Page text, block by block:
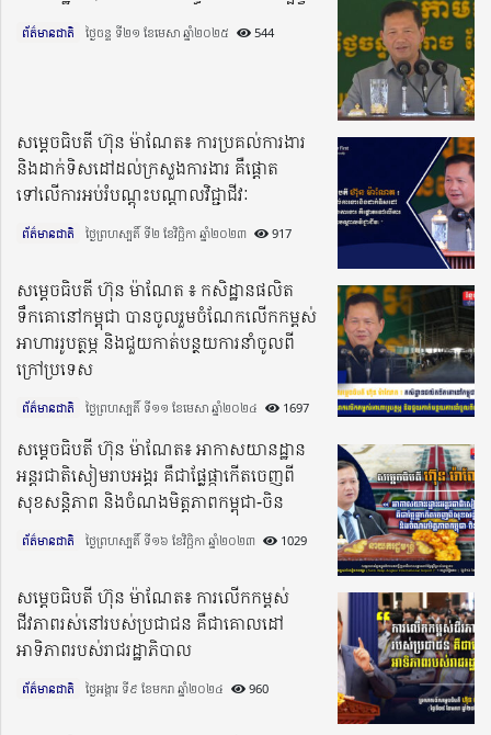
ព័ត៌មានជាតិ ថ្ងៃចន្ទ ទី២១ ខែមេសា ឆ្នាំ២០២៥​ 544
សម្តេចធិបតី ហ៊ុន ម៉ាណែត៖ ការប្រគល់ការងារ
និងដាក់ទិសដៅដល់ក្រសួងការងារ គឺផ្តោត
ទៅលើការអប់រំបណ្ដុះបណ្ដាលវិជ្ជាជីវៈ
ព័ត៌មានជាតិ ថ្ងៃព្រហស្បតិ៍ ទី២ ខែវិច្ឆិកា ឆ្នាំ២០២៣​ 917
សម្តេចធិបតី ហ៊ុន ម៉ាណែត ៖ កសិដ្ឋានផលិត
ទឹកគោនៅកម្ពុជា បានចូលរួមចំណែកលើកកម្ពស់
អាហាររូបត្ថម្ភ និងជួយកាត់បន្ថយការនាំចូលពី
ក្រៅប្រទេស
ព័ត៌មានជាតិ ថ្ងៃព្រហស្បតិ៍ ទី១១ ខែមេសា ឆ្នាំ២០២៤​ 1697
សម្តេចធិបតី ហ៊ុន ម៉ាណែត៖ អាកាសយានដ្ឋាន
អន្តរជាតិសៀមរាបអង្គរ គឺជាផ្លែផ្កាកើតចេញពី
សុខសន្តិភាព និងចំណងមិត្តភាពកម្ពុជា-ចិន
ព័ត៌មានជាតិ ថ្ងៃព្រហស្បតិ៍ ទី១៦ ខែវិច្ឆិកា ឆ្នាំ២០២៣​ 1029
សម្តេចធិបតី ហ៊ុន ម៉ាណែត៖ ការលើកកម្ពស់
ជីវភាពរស់នៅរបស់ប្រជាជន គឺជាគោលដៅ
អាទិភាពរបស់រាជរដ្ឋាភិបាល
ព័ត៌មានជាតិ ថ្ងៃអង្គារ ទី៩ ខែមករា ឆ្នាំ២០២៤​ 960